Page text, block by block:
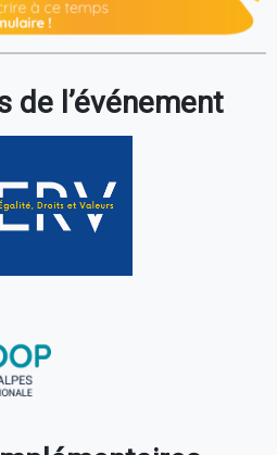
de l’événement